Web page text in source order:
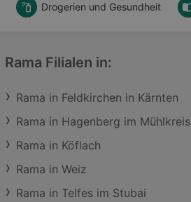
Drogerien und Gesundheit
Rama Filialen in:
Rama in Feldkirchen in Kärnten
Rama in Hagenberg im Mühlkreis
Rama in Köflach
Rama in Weiz
Rama in Telfes im Stubai